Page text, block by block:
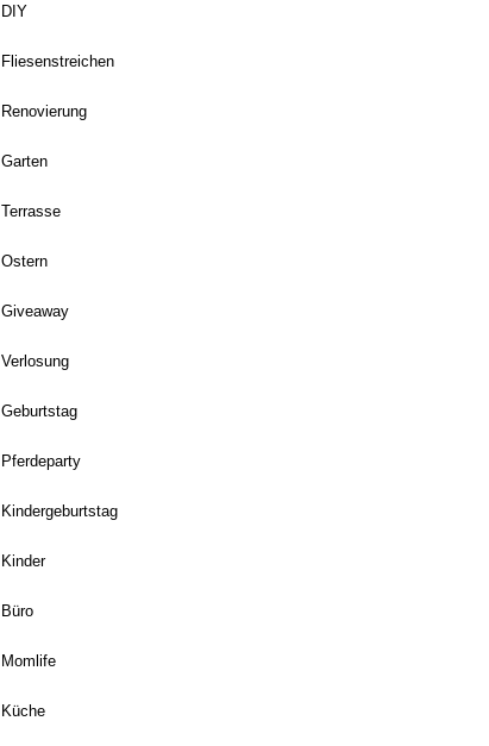
DIY
Fliesenstreichen
Renovierung
Garten
Terrasse
Ostern
Giveaway
Verlosung
Geburtstag
Pferdeparty
Kindergeburtstag
Kinder
Büro
Momlife
Küche